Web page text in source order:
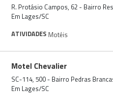
R. Protásio Campos, 62 - Bairro
Em Lages/SC
ATIVIDADES Motéis
Motel Chevalier
SC-114, 500 - Bairro Pedras
Em Lages/SC